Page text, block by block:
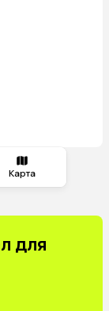
Карта
для